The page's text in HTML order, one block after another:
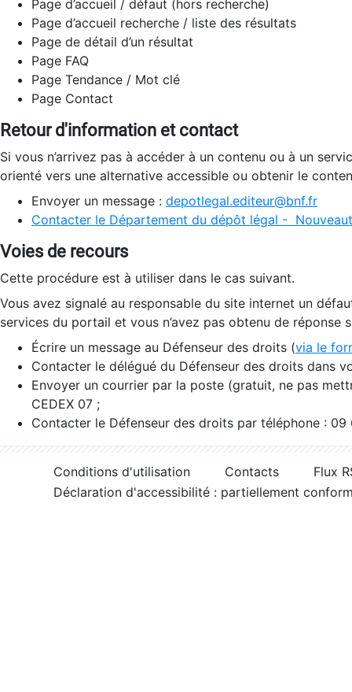
Page d’accueil / défaut (hors recherche)
Page d’accueil recherche / liste des résultats
Page de détail d’un résultat
Page FAQ
Page Tendance / Mot clé
Page Contact
Retour d'information et contact
Si vous n’arrivez pas à accéder à un contenu ou à un
orienté vers une alternative accessible ou obtenir le
Envoyer un message : depotlegal.editeur@bnf.fr
Contacter le Département du dépôt légal -
Voies de recours
Cette procédure est à utiliser dans le cas suivant.
Vous avez signalé au responsable du site internet un
services du portail et vous n’avez pas obtenu de réponse
Écrire un message au Défenseur des droits (via le
Contacter le délégué du Défenseur des droits dans
Envoyer un courrier par la poste (gratuit, ne pas
CEDEX 07 ;
Contacter le Défenseur des droits par téléphone :
Conditions d'utilisation Contacts
Flux
Déclaration d'accessibilité : partiellement